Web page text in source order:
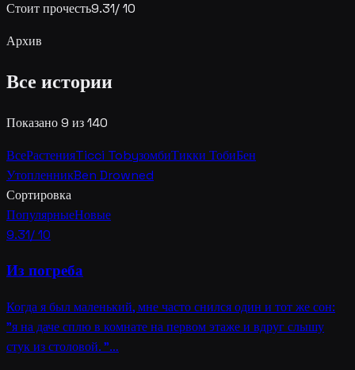
Стоит прочесть9.31/ 10
Архив
Все истории
Показано 9 из 140
ВсеРастенияTicci TobyзомбиТикки ТобиБен
УтопленникBen Drowned
Сортировка
ПопулярныеНовые
9.31/ 10
Из погреба
Когда я был маленький, мне часто снился один и тот же сон:
"я на даче сплю в комнате на первом этаже и вдруг слышу
стук из столовой. "…